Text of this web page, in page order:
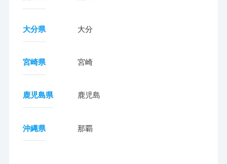
大分県 大分
宮崎県 宮崎
鹿児島県 鹿児島
沖縄県 那覇